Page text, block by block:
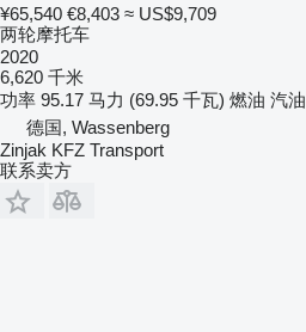
¥65,540 €8,403 ≈ US$9,709
两轮摩托车
2020
6,620 千米
功率 95.17 马力 (69.95 千瓦) 燃油 汽油
德国, Wassenberg
Zinjak KFZ Transport
联系卖方